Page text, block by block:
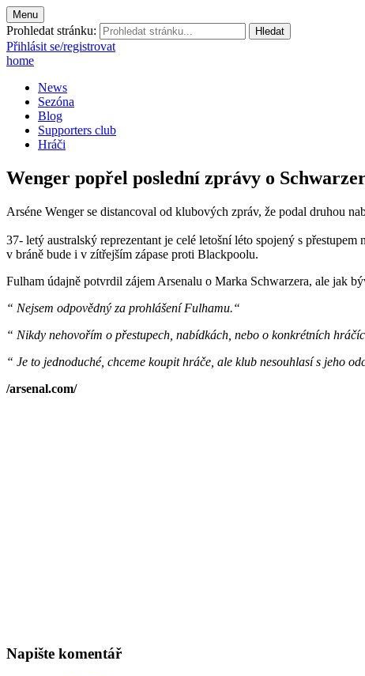
Menu
Prohledat stránku:
Přihlásit se/registrovat
home
News
Sezóna
Blog
Supporters club
Hráči
Wenger popřel poslední zprávy o
Arséne Wenger se distancoval od klubových zpráv, že podal druhou
37- letý australský reprezentant je celé letošní léto spojený s
v bráně bude i v zítřejším zápase proti Blackpoolu.
Fulham údajně potvrdil zájem Arsenalu o Marka Schwarzera, ale jak
“ Nejsem odpovědný za prohlášení Fulhamu.“
“ Nikdy nehovořím o přestupech, nabídkách, nebo o konkrétních
“ Je to jednoduché, chceme koupit hráče, ale klub nesouhlasí s jeho
/arsenal.com/
Napište komentář